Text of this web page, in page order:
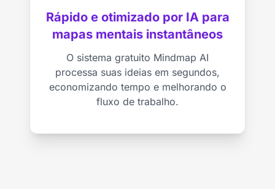
Rápido e otimizado por IA para
mapas mentais instantâneos
O sistema gratuito Mindmap AI
processa suas ideias em segundos,
economizando tempo e melhorando o
fluxo de trabalho.